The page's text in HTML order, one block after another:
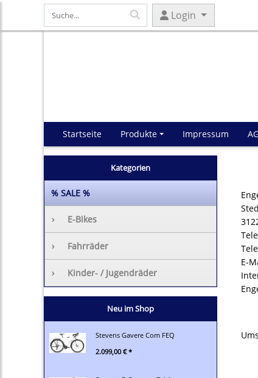
Login
Startseite Produkte Impressum
Kategorien
% SALE %
› E-Bikes
› Fahrräder
› Kinder- / Jugendräder
Neu im Shop
Stevens Gavere Com FEQ
2.099,00 € *
E-